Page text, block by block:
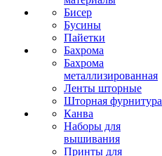
Бисер
Бусины
Пайетки
Бахрома
Бахрома
металлизированная
Ленты шторные
Шторная фурнитура
Канва
Наборы для
вышивания
Принты для